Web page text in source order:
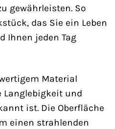
gewährleisten. So
das Sie ein Leben
Ihnen jeden Tag
Material
Langlebigkeit und
ist. Die Oberfläche
einen strahlenden